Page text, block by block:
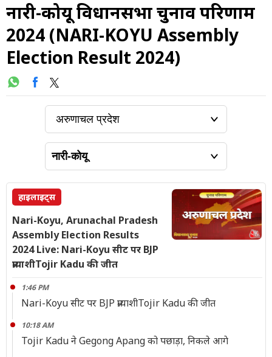
नारी-कोयू विधानसभा चुनाव परिणाम
2024 (NARI-KOYU Assembly
Election Result 2024)
हाइलाइट्स
Nari-Koyu, Arunachal Pradesh
Assembly Election Results
2024 Live: Nari-Koyu सीट पर BJP
प्रत्याशीTojir Kadu की जीत
1:46 PM
Nari-Koyu सीट पर BJP प्रत्याशीTojir Kadu की जीत
10:18 AM
Tojir Kadu ने Gegong Apang को पछाड़ा, निकले आगे